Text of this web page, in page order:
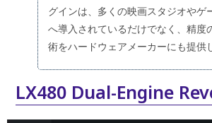
グインは、多くの映画スタジオやゲ
へ導入されているだけでなく、精度
術をハードウェアメーカーにも提供
LX480 Dual-Engine